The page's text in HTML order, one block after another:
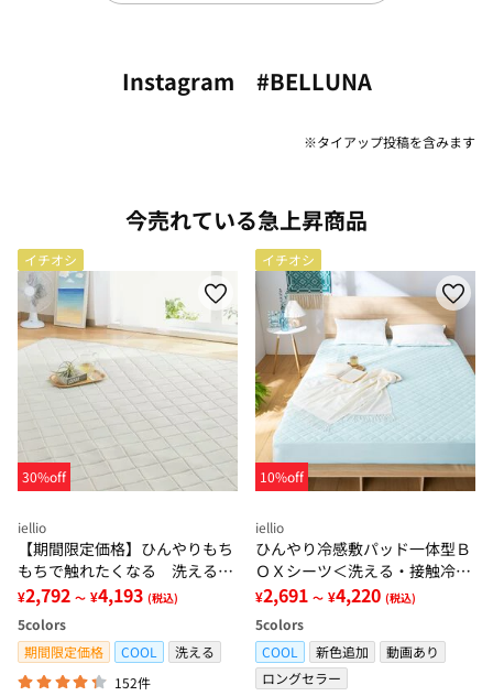
Instagram #BELLUNA
※タイアップ投稿を含みます
今売れている急上昇商品
イチオシ
30%off
iellio
【期間限定価格】ひんやりもち
もちで触れたくなる 洗えるラ
グ＜低反発・滑りにくい・接触
冷感・防ダニ・カーペット＞
¥2,792 ～ ¥4,193 (税込)
5colors
期間限定価格
COOL
洗える
152件
イチオシ
10%off
iellio
ひんやり冷感敷パッド一体型Ｂ
ＯＸシーツ＜洗える・接触冷
感・抗菌防臭・時短・家事楽・
ボックスシーツ・寝苦しさ対策
＞
¥2,691 ～ ¥4,220 (税込)
5colors
COOL
新色追加
動画あり
ロングセラー